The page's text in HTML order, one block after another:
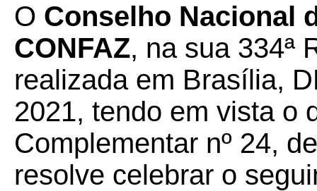
O Conselho Nacional
CONFAZ, na sua 334ª
realizada em Brasília,
2021, tendo em vista o
Complementar nº 24,
resolve celebrar o